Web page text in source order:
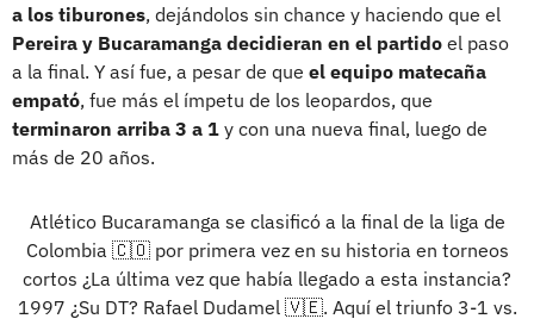
a los tiburones, dejándolos sin chance y haciendo que el
Pereira y Bucaramanga decidieran en el partido el paso
a la final. Y así fue, a pesar de que el equipo matecaña
empató, fue más el ímpetu de los leopardos, que
terminaron arriba 3 a 1 y con una nueva final, luego de
más de 20 años.
Atlético Bucaramanga se clasificó a la final de la liga de
Colombia 🇨🇴 por primera vez en su historia en torneos
cortos ¿La última vez que había llegado a esta instancia?
1997 ¿Su DT? Rafael Dudamel 🇻🇪. Aquí el triunfo 3-1 vs.